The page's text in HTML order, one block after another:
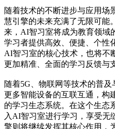
随着技术的不断进步与应用场
慧引擎的未来充满了无限可能
来，AI智习室将成为教育领域
学习者提供高效、便捷、个性
AI智习室的核心技术，也将不
更加精准、全面的学习反馈与
随着5G、物联网等技术的普
更多智能设备的互联互通，构
的学习生态系统。在这个生态
入AI智习室进行学习，享受无
擎则将继续发挥其核心作用，